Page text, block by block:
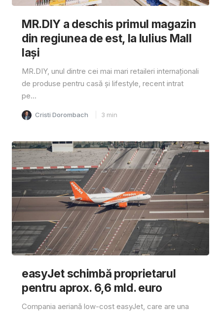
MR.DIY a deschis primul magazin
din regiunea de est, la Iulius Mall
Iași
MR.DIY, unul dintre cei mai mari retaileri internaționali
de produse pentru casă și lifestyle, recent intrat
pe...
Cristi Dorombach 3 min
easyJet schimbă proprietarul
pentru aprox. 6,6 mld. euro
Compania aeriană low-cost easyJet, care are una